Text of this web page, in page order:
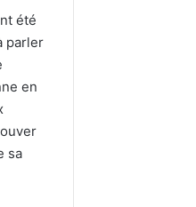
été
parler
en
sa